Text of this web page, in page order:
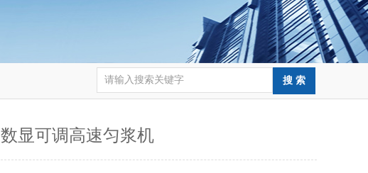
数显可调高速匀浆机